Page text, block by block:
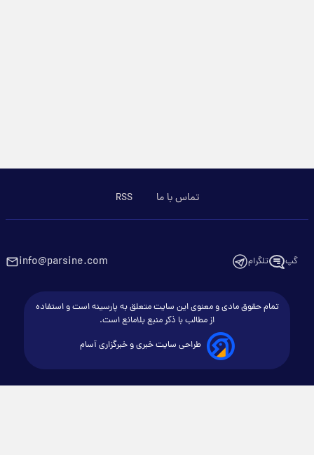
تماس با ما RSS
گپ تلگرام info@parsine.com
تمام حقوق مادی و معنوی این سایت متعلق به پارسینه است و استفاده
از مطالب با ذکر منبع بلامانع است.
طراحی سایت خبری و خبرگزاری آسام